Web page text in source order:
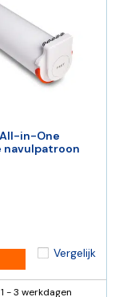
in-One
navulpatroon
1 - 3 werkdagen
Vergelijk